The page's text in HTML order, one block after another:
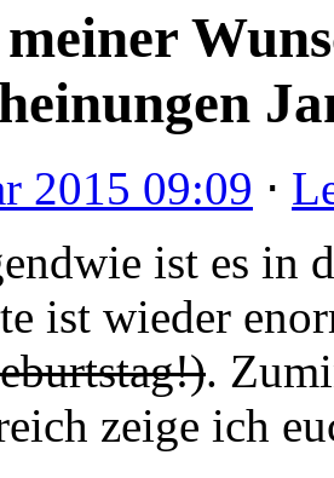
2015 09:09 ⋅
ist es in
ist wieder
.
zeige ich